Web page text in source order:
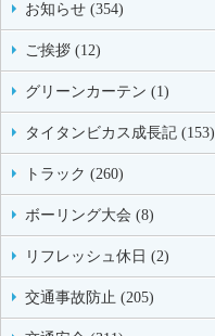
お知らせ (354)
ご挨拶 (12)
グリーンカーテン (1)
タイタンビカス成長記 (153)
トラック (260)
ボーリング大会 (8)
リフレッシュ休日 (2)
交通事故防止 (205)